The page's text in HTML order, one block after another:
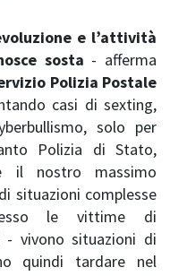
e l’attività
sosta - afferma
Polizia Postale
casi di sexting,
solo per
Polizia di Stato,
il nostro massimo
situazioni complesse
le vittime di
- vivono situazioni di
quindi tardare nel